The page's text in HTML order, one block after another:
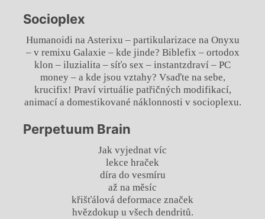
Socioplex
Humanoidi na Asterixu – partikularizace na Onyxu
– v remixu Galaxie – kde jinde? Biblefix – ortodox
klon – iluzialita – síťo sex – instantzdraví – PC
money – a kde jsou vztahy? Vsaďte na sebe,
krucifix! Praví virtuálie patřičných modifikací,
animací a domestikované náklonnosti v socioplexu.
Perpetuum Brain
Jak vyjednat víc
lekce hraček
díra do vesmíru
až na měsíc
křišťálová deformace značek
hvězdokup u všech dendritů.